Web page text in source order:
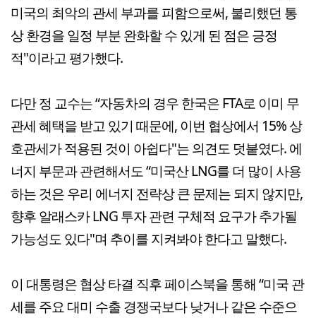
미국의 최악의 관세 부과를 피함으로써, 불리했던 통
상 환경을 일정 부분 완화할 수 있게 된 점은 긍정
적"이라고 평가했다.
다만 정 교수는 “자동차의 경우 한국은 FTA로 이미 무
관세 혜택을 받고 있기 때문에, 이번 협상에서 15% 상
호관세가 적용된 것이 아쉽다"는 의견도 덧붙였다. 에
너지 부문과 관련해서도 “미국산 LNG를 더 많이 사용
하는 것은 우리 에너지 전략상 큰 문제는 되지 않지만,
향후 알래스카 LNG 투자 관련 구체적 요구가 추가될
가능성도 있다"며 추이를 지켜봐야 한다고 말했다.
이 대통령은 협상 타결 직후 페이스북을 통해 “미국 관
세를 주요 대미 수출 경쟁국보다 낮거나 같은 수준으